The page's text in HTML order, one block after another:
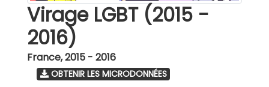
Virage LGBT (2015 -
2016)
France,2015 - 2016
OBTENIR LES MICRODONNÉES